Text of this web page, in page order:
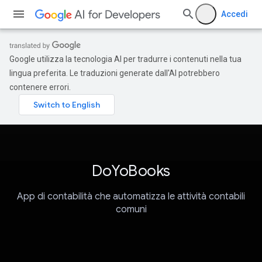
Accedi
Google utilizza la tecnologia AI per tradurre i contenuti nella tua
lingua preferita. Le traduzioni generate dall'AI potrebbero
contenere errori.
DoYoBooks
App di contabilità che automatizza le attività contabili
comuni